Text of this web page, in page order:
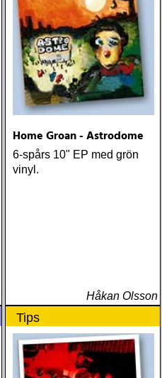
Home Groan - Astrodome
6-spårs 10" EP med grön
vinyl.
Håkan Olsson
Tips